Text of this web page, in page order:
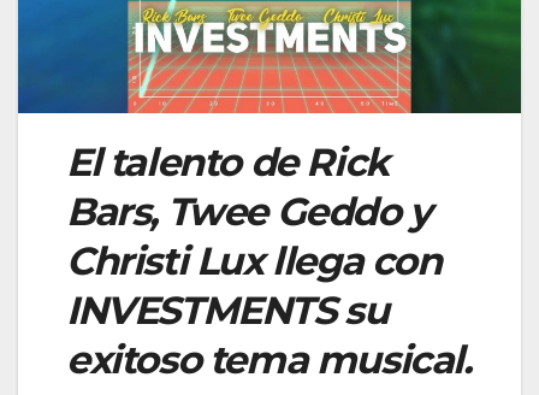
El talento de Rick
Bars, Twee Geddo y
Christi Lux llega con
INVESTMENTS su
exitoso tema musical.